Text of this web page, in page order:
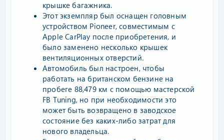
крышке багажника.
Этот экземпляр был оснащен головным
устройством Pioneer, совместимым с
Apple CarPlay после приобретения, и
было заменено несколько крышек
вентиляционных отверстий.
Автомобиль был настроен, чтобы
работать на британском бензине на
пробеге 88,479 км с помощью мастерской
FB Tuning, но при необходимости это
может быть возвращено в заводское
состояние без каких-либо затрат для
нового владельца.